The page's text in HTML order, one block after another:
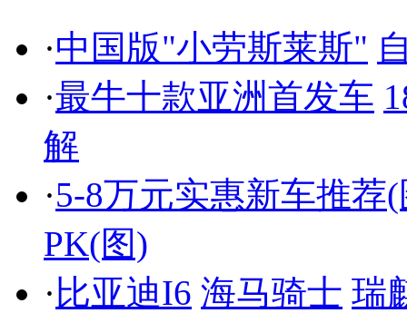
·中国版"小劳斯莱斯"
·最牛十款亚洲首发车
解
·5-8万元实惠新车推荐
PK(图)
· 比亚迪I6 海马骑士 瑞